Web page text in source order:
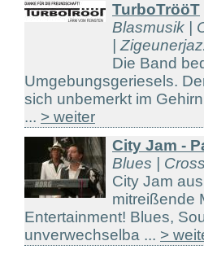
TurboTrööT
Blasmusik |
|
Die Band
Umgebungsgeriesels.
sich unbemerkt im
... > weiter
City Jam -
Blues |
City Jam
mitreißende
Entertainment! Blues,
unverwechselba ... >